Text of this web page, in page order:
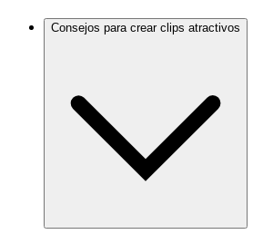
Consejos para crear clips atractivos